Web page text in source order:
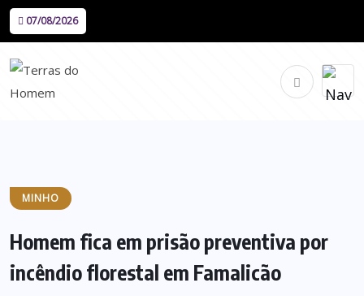
07/08/2026
MINHO
Homem fica em prisão preventiva por
incêndio florestal em Famalicão